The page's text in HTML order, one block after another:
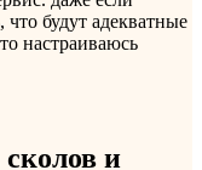
будут адекватные
настраиваюсь
и